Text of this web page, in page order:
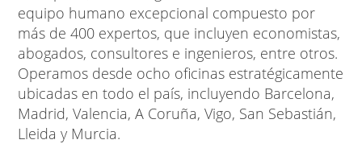
equipo humano excepcional compuesto por
más de 400 expertos, que incluyen economistas,
abogados, consultores e ingenieros, entre otros.
Operamos desde ocho oficinas estratégicamente
ubicadas en todo el país, incluyendo Barcelona,
Madrid, Valencia, A Coruña, Vigo, San Sebastián,
Lleida y Murcia.